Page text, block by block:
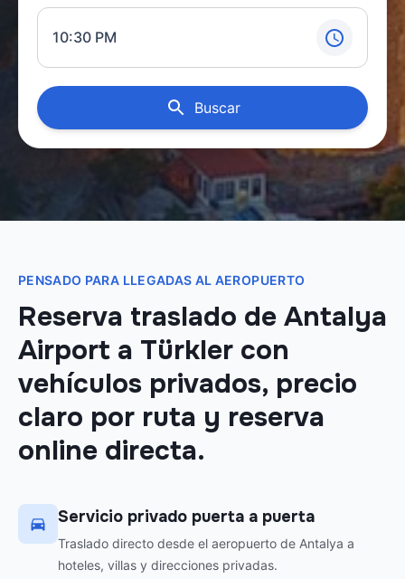
10:30 PM
Buscar
PENSADO PARA LLEGADAS AL AEROPUERTO
Reserva traslado de Antalya
Airport a Türkler con
vehículos privados, precio
claro por ruta y reserva
online directa.
Servicio privado puerta a puerta
Traslado directo desde el aeropuerto de Antalya a
hoteles, villas y direcciones privadas.